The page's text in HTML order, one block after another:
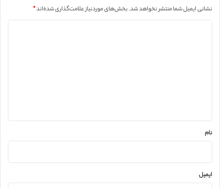
نشانی ایمیل شما منتشر نخواهد شد.بخش‌های موردنیاز علامت‌گذاری شده‌اند*
نام
ایمیل